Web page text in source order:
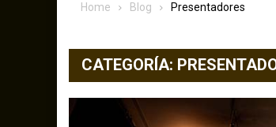
Home Blog Presentadores
CATEGORÍA: